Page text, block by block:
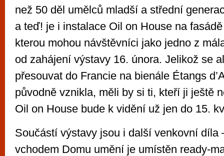
než 50 děl umělců mladší a střední
a teď! je i instalace Oil on House na
kterou mohou návštěvníci jako jedno z
od zahájení výstavy 16. února. Jelikož se
přesouvat do Francie na bienále Étangs
původně vznikla, měli by si ti, kteří ji ještě
Oil on House bude k vidění už jen do 15.
Součástí výstavy jsou i další venkovní díla
vchodem Domu umění je umístěn ready-